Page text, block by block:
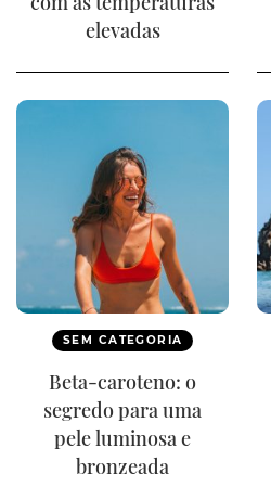
elevadas
SEM CATEGORIA
Beta-caroteno: o
segredo para uma
pele luminosa e
bronzeada